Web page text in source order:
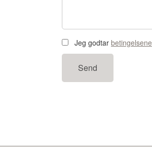
Jeg godtar betingelsene
Send